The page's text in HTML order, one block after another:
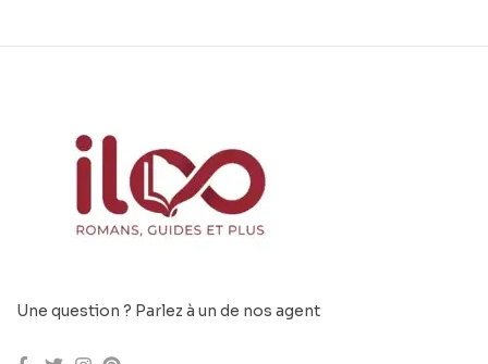
Une question ? Parlez à un de nos agent